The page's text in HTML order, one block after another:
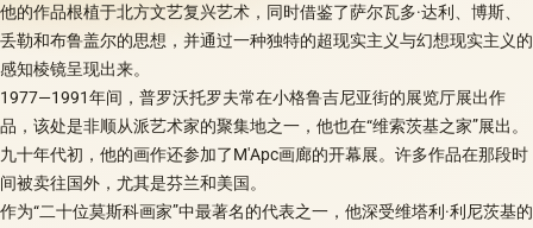
他的作品根植于北方文艺复兴艺术，同时借鉴了萨尔瓦多·达利、博斯、
丢勒和布鲁盖尔的思想，并通过一种独特的超现实主义与幻想现实主义的
感知棱镜呈现出来。
1977—1991年间，普罗沃托罗夫常在小格鲁吉尼亚街的展览厅展出作
品，该处是非顺从派艺术家的聚集地之一，他也在“维索茨基之家”展出。
九十年代初，他的画作还参加了M'Арс画廊的开幕展。许多作品在那段时
间被卖往国外，尤其是芬兰和美国。
作为“二十位莫斯科画家”中最著名的代表之一，他深受维塔利·利尼茨基的